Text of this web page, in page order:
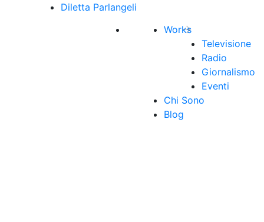
Diletta Parlangeli
Works
Televisione
Radio
Giornalismo
Eventi
Chi Sono
Blog